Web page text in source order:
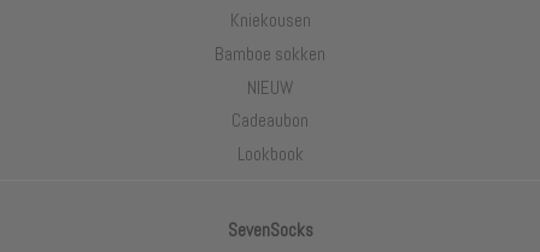
Kniekousen
Bamboe sokken
NIEUW
Cadeaubon
Lookbook
SevenSocks